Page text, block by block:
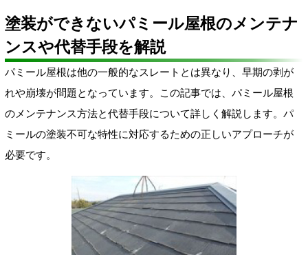
塗装ができないパミール屋根のメンテナ
ンスや代替手段を解説
パミール屋根は他の一般的なスレートとは異なり、早期の剥が
れや崩壊が問題となっています。この記事では、パミール屋根
のメンテナンス方法と代替手段について詳しく解説します。パ
ミールの塗装不可な特性に対応するための正しいアプローチが
必要です。